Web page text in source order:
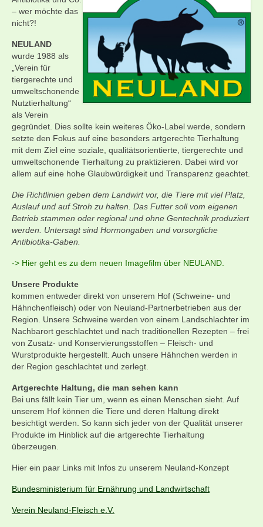
Produkte
Schweinefleisch
Würste und Aufschnitt
Hähnchenfleisch
Freiland-Ente
Bestellungen
Tierhaltung
Neuland
Grill- & Bierfest
– wer möchte das
nicht?!
NEULAND
wurde 1988 als
„Verein für
tiergerechte und
umweltschonende
Nutztierhaltung“
als Verein
gegründet. Dies sollte kein weiteres Öko-Label werde, sondern
setzte den Fokus auf eine besonders artgerechte Tierhaltung
mit dem Ziel eine soziale, qualitätsorientierte, tiergerechte und
umweltschonende Tierhaltung zu praktizieren. Dabei wird vor
allem auf eine hohe Glaubwürdigkeit und Transparenz geachtet.
Die Richtlinien geben dem Landwirt vor, die Tiere mit viel Platz,
Auslauf und auf Stroh zu halten. Das Futter soll vom eigenen
Betrieb stammen oder regional und ohne Gentechnik produziert
werden. Untersagt sind Hormongaben und vorsorgliche
Antibiotika-Gaben.
-> Hier geht es zu dem neuen Imagefilm über NEULAND.
Unsere Produkte
kommen entweder direkt von unserem Hof (Schweine- und
Hähnchenfleisch) oder von Neuland-Partnerbetrieben aus der
Region. Unsere Schweine werden von einem Landschlachter im
Nachbarort geschlachtet und nach traditionellen Rezepten – frei
von Zusatz- und Konservierungsstoffen – Fleisch- und
Wurstprodukte hergestellt. Auch unsere Hähnchen werden in
der Region geschlachtet und zerlegt.
Artgerechte Haltung, die man sehen kann
Bei uns fällt kein Tier um, wenn es einen Menschen sieht. Auf
unserem Hof können die Tiere und deren Haltung direkt
besichtigt werden. So kann sich jeder von der Qualität unserer
Produkte im Hinblick auf die artgerechte Tierhaltung
überzeugen.
Hier ein paar Links mit Infos zu unserem Neuland-Konzept
Bundesministerium für Ernährung und Landwirtschaft
Verein Neuland-Fleisch e.V.